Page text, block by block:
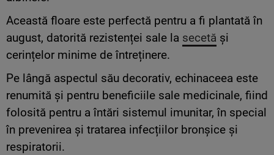
Această floare este perfectă pentru a fi plantată în
august, datorită rezistenței sale la secetă și
cerințelor minime de întreținere.
Pe lângă aspectul său decorativ, echinaceea este
renumită și pentru beneficiile sale medicinale, fiind
folosită pentru a întări sistemul imunitar, în special
în prevenirea și tratarea infecțiilor bronșice și
respiratorii.